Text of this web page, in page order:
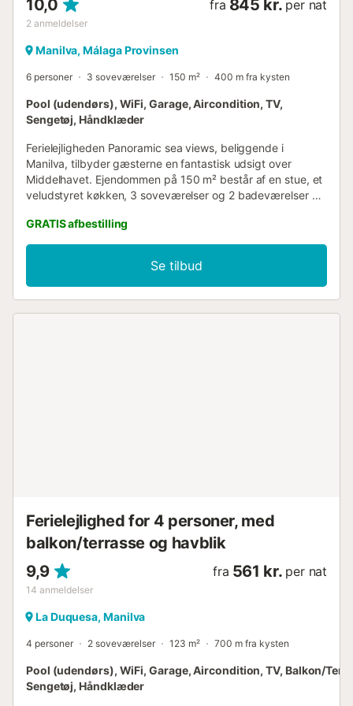
10,0
2 anmeldelser
fra 845 kr. per nat
Manilva, Málaga Provinsen
6 personer 3 soveværelser 150 m² 400 m fra kysten
Pool (udendørs), WiFi, Garage, Aircondition, TV,
Sengetøj, Håndklæder
Ferielejligheden Panoramic sea views, beliggende i
Manilva, tilbyder gæsterne en fantastisk udsigt over
Middelhavet. Ejendommen på 150 m² består af en stue, et
veludstyret køkken, 3 soveværelser og 2 badeværelser og
inkluderer Wi-Fi, et tv, aircondition samt en vaskemaskine.
En barneseng er også tilgængelig. Dette feriebolig har en
privat overdækket terrasse til afslappende aftener. Dette
feriebolig har en forfriskende fælles pool på varme
sommerdage. Der er en parkeringsplads tilgængelig i en
GRATIS afbestilling
Se tilbud
Ferielejlighed for 4 personer, med
balkon/terrasse og havblik
9,9
14 anmeldelser
fra 561 kr. per nat
La Duquesa, Manilva
4 personer 2 soveværelser 123 m² 700 m fra kysten
Pool (udendørs), WiFi, Garage, Aircondition, TV, Balkon/
Sengetøj, Håndklæder